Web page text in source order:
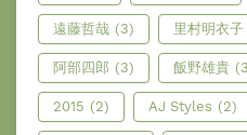
遠藤哲哉 (3) 里村明衣子
阿部四郎 (3) 飯野雄貴
2015 (2) AJ Styles (2)